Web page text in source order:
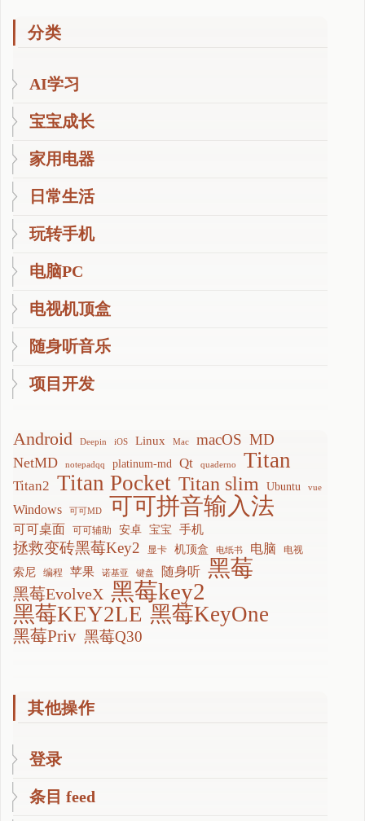
分类
AI学习
宝宝成长
家用电器
日常生活
玩转手机
电脑PC
电视机顶盒
随身听音乐
项目开发
Android Deepin iOS Linux Mac macOS MD
NetMD notepadqq platinum-md Qt quaderno Titan
Titan2 Titan Pocket Titan slim Ubuntu vue
Windows 可可MD 可可拼音输入法
可可桌面 可可辅助 安卓 宝宝 手机
拯救变砖黑莓Key2 显卡 机顶盒 电纸书 电脑 电视
索尼 编程 苹果 诺基亚 键盘 随身听 黑莓
黑莓EvolveX 黑莓key2
黑莓KEY2LE 黑莓KeyOne
黑莓Priv 黑莓Q30
其他操作
登录
条目 feed